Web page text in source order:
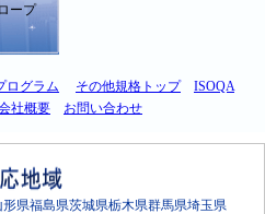
ープ
ログラム その他規格トップ
ISOQA
社概要 お問い合わせ
形県福島県茨城県栃木県群馬県埼玉県